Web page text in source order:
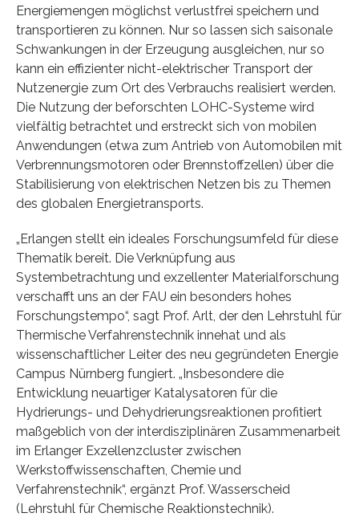
Energiemengen möglichst verlustfrei speichern und
transportieren zu können. Nur so lassen sich saisonale
Schwankungen in der Erzeugung ausgleichen, nur so
kann ein effizienter nicht-elektrischer Transport der
Nutzenergie zum Ort des Verbrauchs realisiert werden.
Die Nutzung der beforschten LOHC-Systeme wird
vielfältig betrachtet und erstreckt sich von mobilen
Anwendungen (etwa zum Antrieb von Automobilen mit
Verbrennungsmotoren oder Brennstoffzellen) über die
Stabilisierung von elektrischen Netzen bis zu Themen
des globalen Energietransports.
„Erlangen stellt ein ideales Forschungsumfeld für diese
Thematik bereit. Die Verknüpfung aus
Systembetrachtung und exzellenter Materialforschung
verschafft uns an der FAU ein besonders hohes
Forschungstempo“, sagt Prof. Arlt, der den Lehrstuhl für
Thermische Verfahrenstechnik innehat und als
wissenschaftlicher Leiter des neu gegründeten Energie
Campus Nürnberg fungiert. „Insbesondere die
Entwicklung neuartiger Katalysatoren für die
Hydrierungs- und Dehydrierungsreaktionen profitiert
maßgeblich von der interdisziplinären Zusammenarbeit
im Erlanger Exzellenzcluster zwischen
Werkstoffwissenschaften, Chemie und
Verfahrenstechnik“, ergänzt Prof. Wasserscheid
(Lehrstuhl für Chemische Reaktionstechnik).